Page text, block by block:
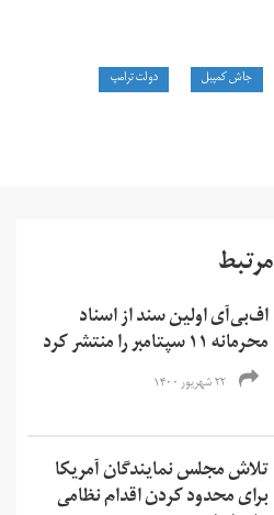
جاش کمپبل
دولت ترامپ
مرتبط
اف‌بی‌آی اولین سند از اسناد
محرمانه ۱۱ سپتامبر را منتشر کرد
۲۲ شهریور ۱۴۰۰
تلاش مجلس نمایندگان آمریکا
برای محدود کردن اقدام نظامی